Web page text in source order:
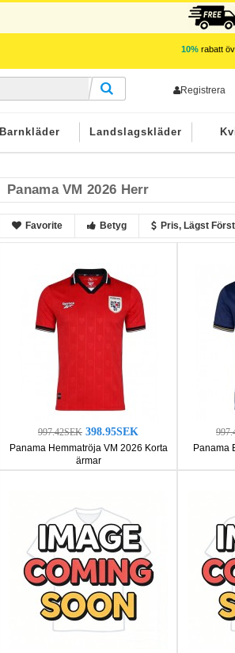
10%rabatt
Registrera
Barnkläder Landslagskläder
Panama VM 2026 Herr
Favorite Betyg Pris, Lägst Först
997.42SEK 398.95SEK
Panama Hemmatröja VM 2026 Korta
ärmar
Panama